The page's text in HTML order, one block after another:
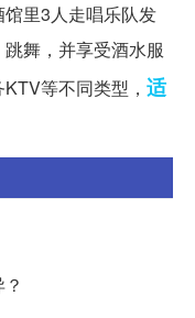
里3人走唱乐队发
舞，并享受酒水服
等不同类型， 适